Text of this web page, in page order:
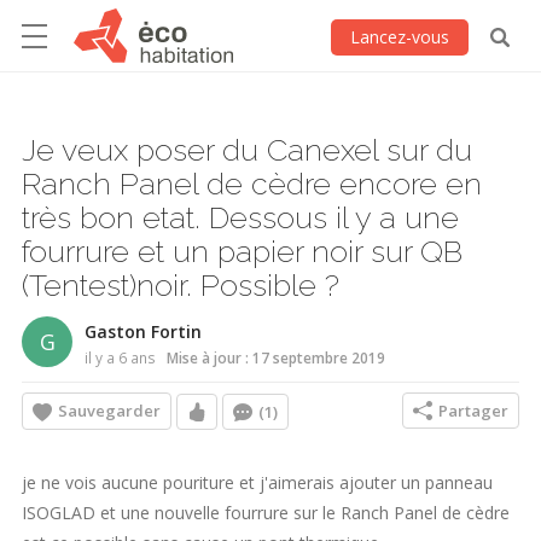
Lancez-vous
Je veux poser du Canexel sur du
Ranch Panel de cèdre encore en
très bon etat. Dessous il y a une
fourrure et un papier noir sur QB
(Tentest)noir. Possible ?
G Gaston Fortin
il y a 6 ans Mise à jour : 17 septembre 2019
Sauvegarder (1) Partager
je ne vois aucune pouriture et j'aimerais ajouter un panneau
ISOGLAD et une nouvelle fourrure sur le Ranch Panel de cèdre